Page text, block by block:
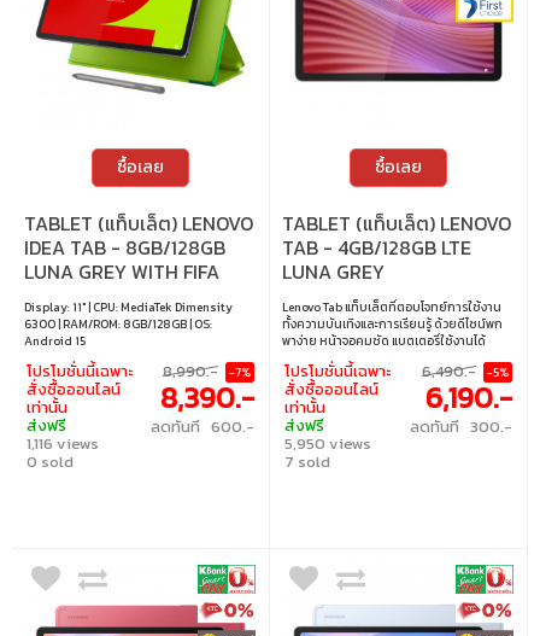
ซื้อเลย
TABLET (แท็บเล็ต) LENOVO
IDEA TAB - 8GB/128GB
LUNA GREY WITH FIFA
WORLD CUP 26 EDITION
Display: 11" | CPU: MediaTek Dimensity
6300 | RAM/ROM: 8GB/128GB | OS:
Android 15
โปรโมชั่นนี้เฉพาะ
สั่งซื้อออนไลน์
เท่านั้น
ส่งฟรี
1,116 views
0 sold
8,990.- -7%
8,390.-
ลดทันที 600.-
ซื้อเลย
TABLET (แท็บเล็ต) LENOVO
TAB - 4GB/128GB LTE
LUNA GREY
Lenovo Tab แท็บเล็ตที่ตอบโจทย์การใช้งาน
ทั้งความบันเทิงและการเรียนรู้ ด้วยดีไซน์พก
พาง่าย หน้าจอคมชัด แบตเตอรี่ใช้งานได้
ยาวนาน เหมาะสำหรับทุกคนในครอบครัว ●
หน้าจอแสดงผล: 10.1" ความละเอียด WUXGA
● ชิปประมวลผล: MediaTek Helio G85 ●
หน่วยความจำ (RAM/ROM): 4GB/128GB ●
ระบบปฏิบัติการ: Android 14
โปรโมชั่นนี้เฉพาะ
สั่งซื้อออนไลน์
เท่านั้น
ส่งฟรี
5,950 views
7 sold
6,490.- -5%
6,190.-
ลดทันที 300.-